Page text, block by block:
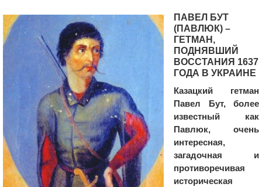
ПАВЕЛ БУТ
(ПАВЛЮК) –
ГЕТМАН,
ПОДНЯВШИЙ
ВОССТАНИЯ 1637
ГОДА В УКРАИНЕ
Казацкий гетман
Павел Бут, более
известный как
Павлюк, очень
интересная,
загадочная и
противоречивая
историческая